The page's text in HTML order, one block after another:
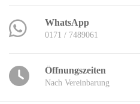
WhatsApp
0171 / 7489061
Öffnungszeiten
Nach Vereinbarung